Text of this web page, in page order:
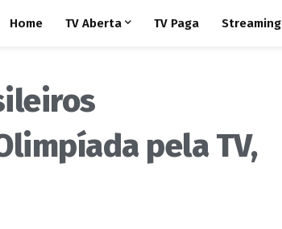
Home TV Aberta TV Paga Streaming
pela TV,